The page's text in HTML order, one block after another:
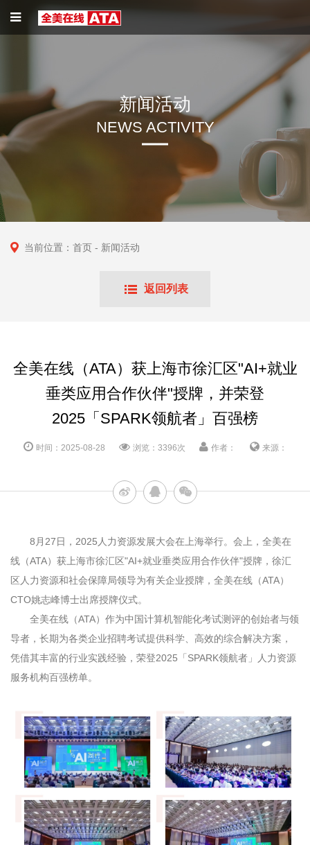
新闻活动
NEWS ACTIVITY
当前位置： 首页 - 新闻活动
返回列表
全美在线（ATA）获上海市徐汇区"AI+就业
垂类应用合作伙伴"授牌，并荣登
2025「SPARK领航者」百强榜
时间：2025-08-28 浏览：3396次 作者： 来源：
8 月 27日， 2025 人力资源发展大会在上海举行。会上，全美在
线（ATA）获上海市徐汇区"AI+就业垂类应用合作伙伴"授牌，徐汇
区人力资源和社会保障局领导为有关企业授牌，全美在线（ATA）
CTO姚志峰博士出席授牌仪式。
全美在线（ATA）作为中国计算机智能化考试测评的创始者与领
导者，长期为各类企业招聘考试提供科学、高效的综合解决方案，
凭借其丰富的行业实践经验，荣登2025 「 SPARK领航者」人力资源
服务机构百强榜单。